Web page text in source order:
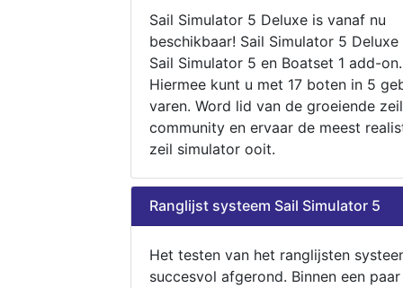
Sail Simulator 5 Deluxe is vanaf nu
beschikbaar! Sail Simulator 5
Sail Simulator 5 en Boatset 1 add-on.
Hiermee kunt u met 17 boten in 5
varen. Word lid van de groeiende zeil
community en ervaar de meest
zeil simulator ooit.
Ranglijst systeem Sail Simulator 5
Het testen van het ranglijsten
succesvol afgerond. Binnen een